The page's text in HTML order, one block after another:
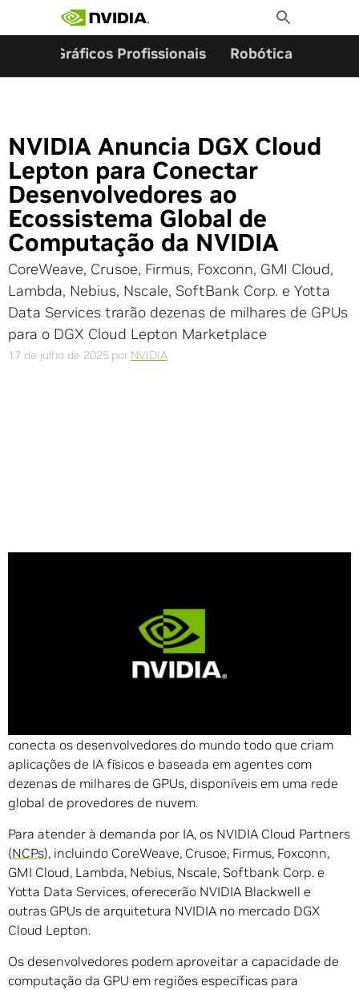
Toggle
Search
Gráficos Profissionais Robótica
NVIDIA Anuncia DGX Cloud
Lepton para Conectar
Desenvolvedores ao
Ecossistema Global de
Computação da NVIDIA
CoreWeave, Crusoe, Firmus, Foxconn, GMI Cloud,
Lambda, Nebius, Nscale, SoftBank Corp. e Yotta
Data Services trarão dezenas de milhares de GPUs
para o DGX Cloud Lepton Marketplace
17 de julho de 2025 por NVIDIA
conecta os desenvolvedores do mundo todo que criam
aplicações de IA físicos e baseada em agentes com
dezenas de milhares de GPUs, disponíveis em uma rede
global de provedores de nuvem.
Para atender à demanda por IA, os NVIDIA Cloud Partners
(NCPs), incluindo CoreWeave, Crusoe, Firmus, Foxconn,
GMI Cloud, Lambda, Nebius, Nscale, Softbank Corp. e
Yotta Data Services, oferecerão NVIDIA Blackwell e
outras GPUs de arquitetura NVIDIA no mercado DGX
Cloud Lepton.
Os desenvolvedores podem aproveitar a capacidade de
computação da GPU em regiões específicas para